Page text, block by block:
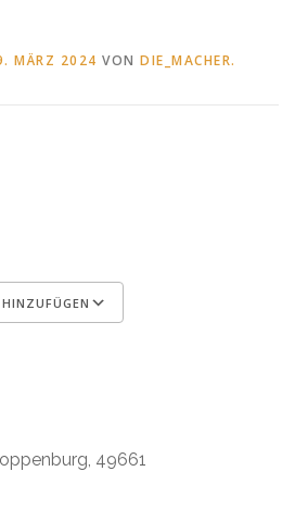
MÄRZ 2024 VON DIE_MACHER.
49661